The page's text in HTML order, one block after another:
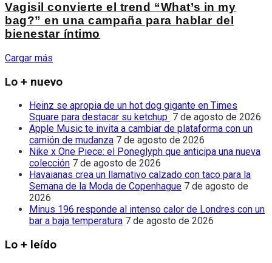
Vagisil convierte el trend “What’s in my
bag?” en una campaña para hablar del
bienestar íntimo
Cargar más
Lo + nuevo
Heinz se apropia de un hot dog gigante en Times
Square para destacar su ketchup 7 de agosto de 2026
Apple Music te invita a cambiar de plataforma con un
camión de mudanza 7 de agosto de 2026
Nike x One Piece: el Poneglyph que anticipa una nueva
colección 7 de agosto de 2026
Havaianas crea un llamativo calzado con taco para la
Semana de la Moda de Copenhague 7 de agosto de
2026
Minus 196 responde al intenso calor de Londres con un
bar a baja temperatura 7 de agosto de 2026
Lo + leído